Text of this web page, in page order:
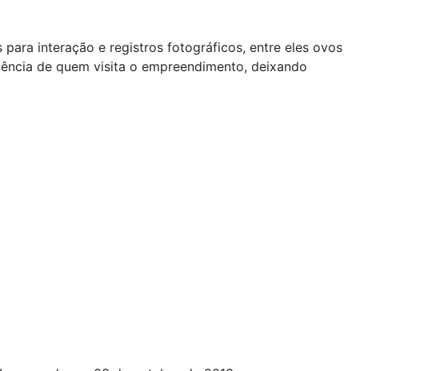
interação e registros fotográficos, entre eles ovos
de quem visita o empreendimento, deixando